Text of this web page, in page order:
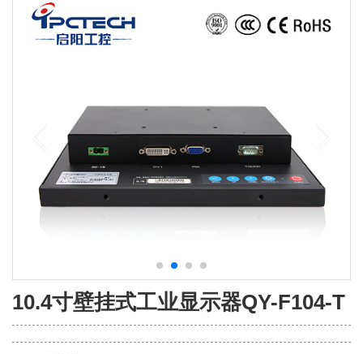
10.4寸壁挂式工业显示器QY-F104-T